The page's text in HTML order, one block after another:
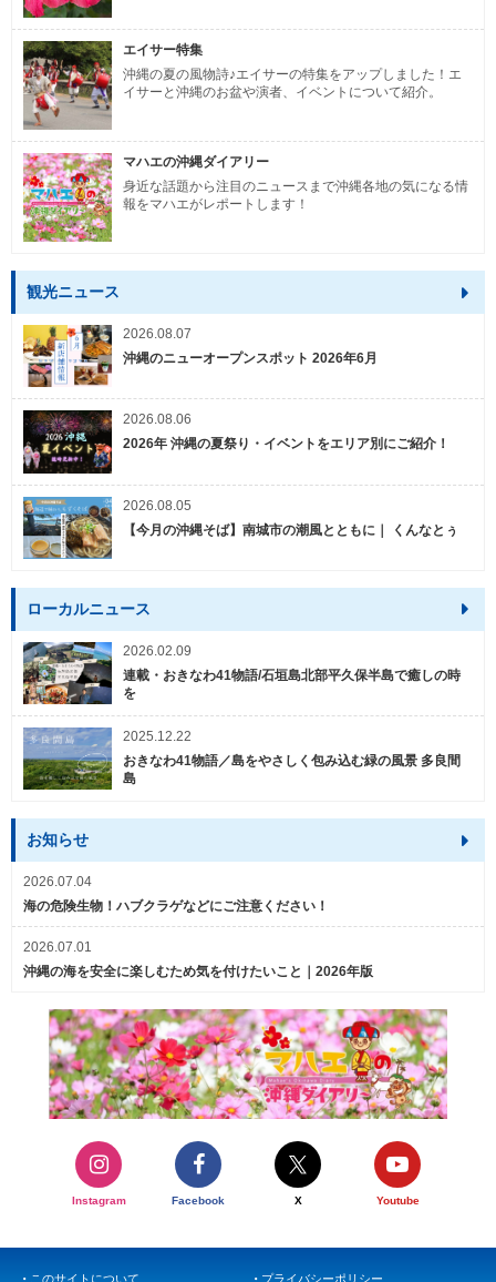
エイサー特集
沖縄の夏の風物詩♪エイサーの特集をアップしました！エ
イサーと沖縄のお盆や演者、イベントについて紹介。
マハエの沖縄ダイアリー
身近な話題から注目のニュースまで沖縄各地の気になる情
報をマハエがレポートします！
観光ニュース
2026.08.07
沖縄のニューオープンスポット 2026年6月
2026.08.06
2026年 沖縄の夏祭り・イベントをエリア別にご紹介！
2026.08.05
【今月の沖縄そば】南城市の潮風とともに｜ くんなとぅ
ローカルニュース
2026.02.09
連載・おきなわ41物語/石垣島北部平久保半島で癒しの時
を
2025.12.22
おきなわ41物語／島をやさしく包み込む緑の風景 多良間
島
お知らせ
2026.07.04
海の危険生物！ハブクラゲなどにご注意ください！
2026.07.01
沖縄の海を安全に楽しむため気を付けたいこと｜2026年版
Instagram Facebook X Youtube
このサイトについて プライバシーポリシー